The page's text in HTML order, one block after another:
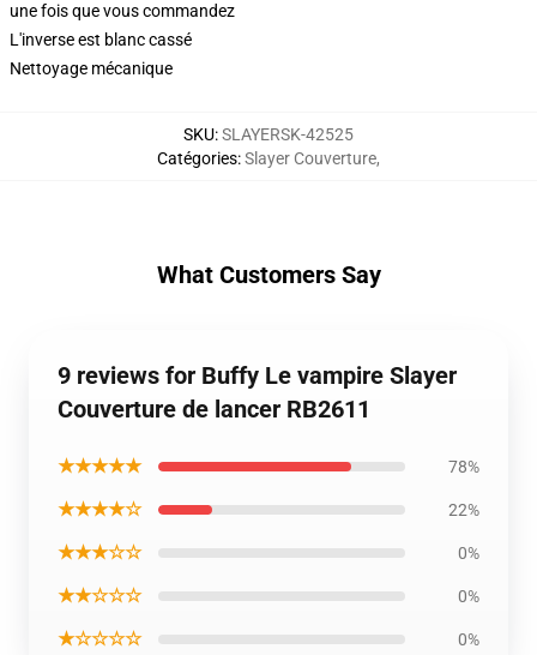
une fois que vous commandez
L'inverse est blanc cassé
Nettoyage mécanique
SKU:SLAYERSK-42525
Catégories:Slayer Couverture,
What Customers Say
9 reviews for Buffy Le vampire Slayer
Couverture de lancer RB2611
★★★★★ 78%
★★★★☆ 22%
★★★☆☆ 0%
★★☆☆☆ 0%
★☆☆☆☆ 0%